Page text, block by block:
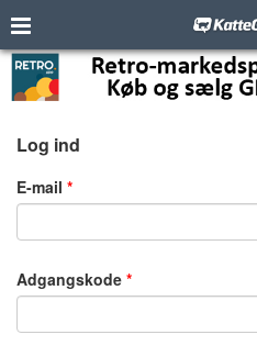
Log ind
E-mail
Adgangskode